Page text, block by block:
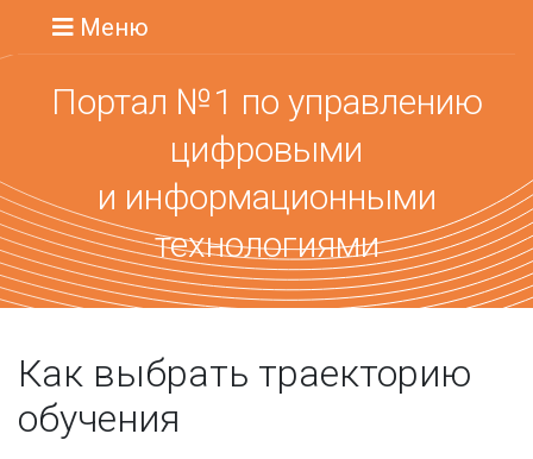
Меню
Портал №1 по управлению
цифровыми
и информационными
технологиями
Как выбрать траекторию
обучения